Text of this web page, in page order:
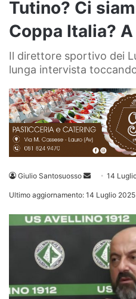
Tutino? Ci
Coppa Italia?
Il direttore sportivo dei
lunga intervista
Giulio Santosuosso
Invia 14
Ultimo aggiornamento: 14 Luglio 2025